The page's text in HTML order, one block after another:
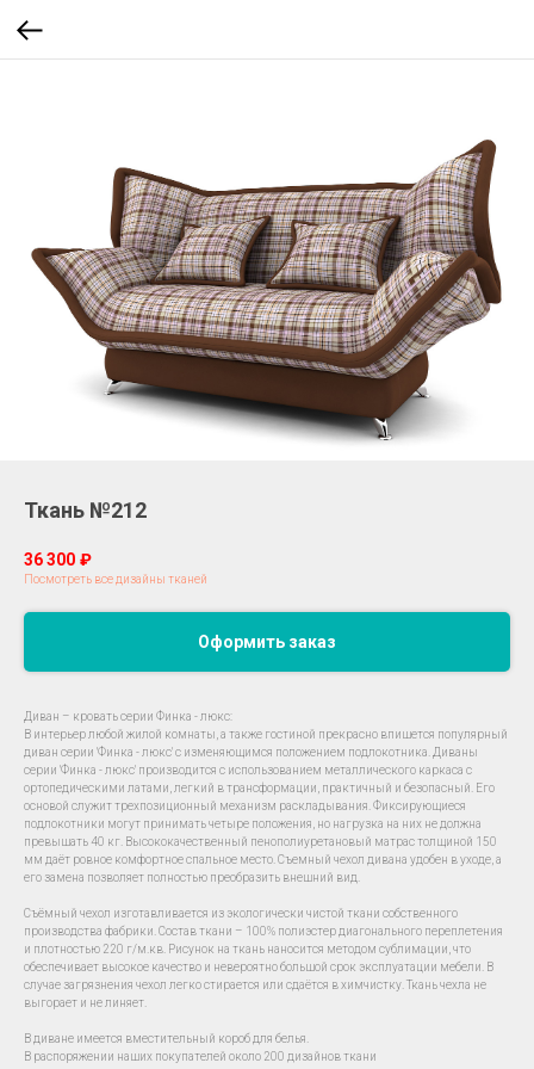
Ткань №212
36 300 ₽
Посмотреть все дизайны тканей
Оформить заказ
Диван – кровать серии Финка - люкс:
В интерьер любой жилой комнаты, а также гостиной прекрасно впишется популярный
диван серии 'Финка - люкс' с изменяющимся положением подлокотника. Диваны
серии 'Финка - люкс' производится с использованием металлического каркаса с
ортопедическими латами, легкий в трансформации, практичный и безопасный. Его
основой служит трехпозиционный механизм раскладывания. Фиксирующиеся
подлокотники могут принимать четыре положения, но нагрузка на них не должна
превышать 40 кг. Высококачественный пенополиуретановый матрас толщиной 150
мм даёт ровное комфортное спальное место. Съемный чехол дивана удобен в уходе, а
его замена позволяет полностью преобразить внешний вид.
Съёмный чехол изготавливается из экологически чистой ткани собственного
производства фабрики. Состав ткани – 100% полиэстер диагонального переплетения
и плотностью 220 г/м.кв. Рисунок на ткань наносится методом сублимации, что
обеспечивает высокое качество и невероятно большой срок эксплуатации мебели. В
случае загрязнения чехол легко стирается или сдаётся в химчистку. Ткань чехла не
выгорает и не линяет.
В диване имеется вместительный короб для белья.
В распоряжении наших покупателей около 200 дизайнов ткани